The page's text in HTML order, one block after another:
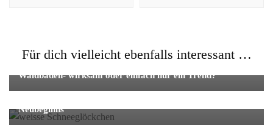
Für dich vielleicht ebenfalls interessant …
Waldbaden
Waldbaden- wirksam oder einfach nur ein Trend?
Neubeginns